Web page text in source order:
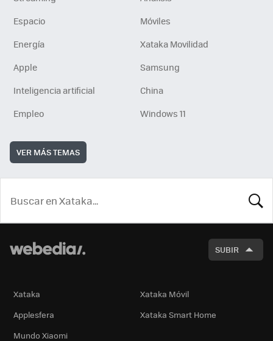
Espacio
Móviles
Energía
Xataka Movilidad
Apple
Samsung
Inteligencia artificial
China
Empleo
Windows 11
VER MÁS TEMAS
SUBIR
Xataka
Xataka Móvil
Applesfera
Xataka Smart Home
Mundo Xiaomi